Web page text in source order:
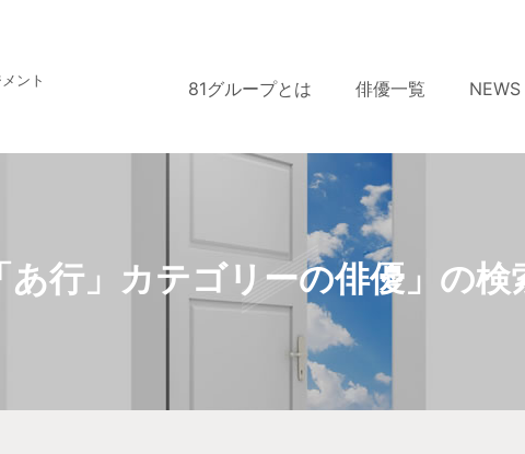
ント 81グループとは 俳優一覧 NEWS
あ行」カテゴリーの俳優」の検